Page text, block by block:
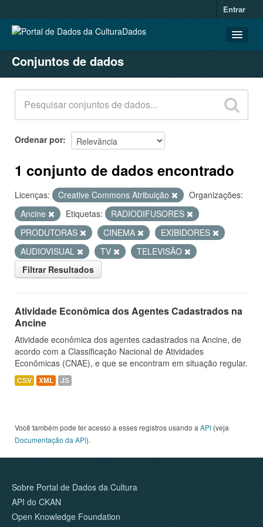
Entrar
CONJUNTOS DE DADOS
ORGANIZAÇÕES
GRUPOS
SOBRE
Conjuntos de dados
Ordenar por
1 conjunto de dados encontrado
Licenças: Creative Commons Atribuição
Organizações:
Ancine
Etiquetas:
RADIODIFUSORES
PRODUTORAS
CINEMA
EXIBIDORES
AUDIOVISUAL
TV
TELEVISÃO
Filtrar Resultados
Atividade Econômica dos Agentes Cadastrados na
Ancine
Atividade econômica dos agentes cadastrados na Ancine, de
acordo com a Classificação Nacional de Atividades
Econômicas (CNAE), e que se encontram em situação regular.
CSV XML JS
Você também pode ter acesso a esses registros usando a API (veja
Documentação da API).
Sobre Portal de Dados da Cultura
API do CKAN
Open Knowledge Foundation